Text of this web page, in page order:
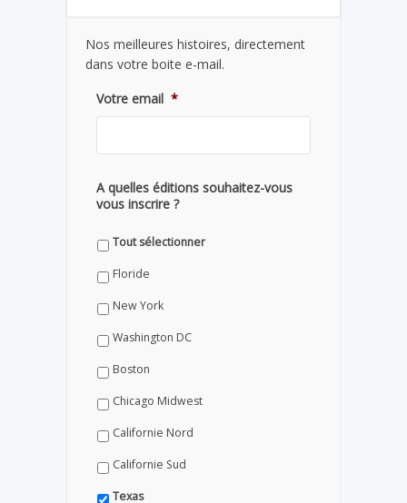
Nos meilleures histoires, directement
dans votre boite e-mail.
Votre email *
A quelles éditions souhaitez-vous
vous inscrire ?
Tout sélectionner
Floride
New York
Washington DC
Boston
Chicago Midwest
Californie Nord
Californie Sud
Texas